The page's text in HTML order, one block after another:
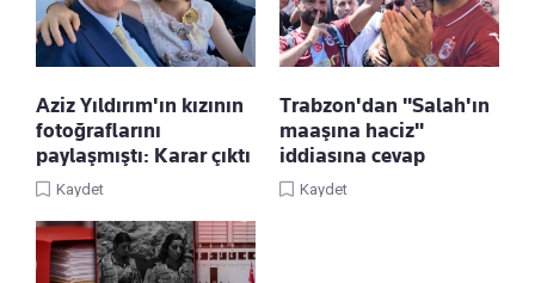
Aziz Yıldırım'ın kızının
fotoğraflarını
paylaşmıştı: Karar çıktı
Kaydet
Trabzon'dan "Salah'ın
maaşına haciz"
iddiasına cevap
Kaydet